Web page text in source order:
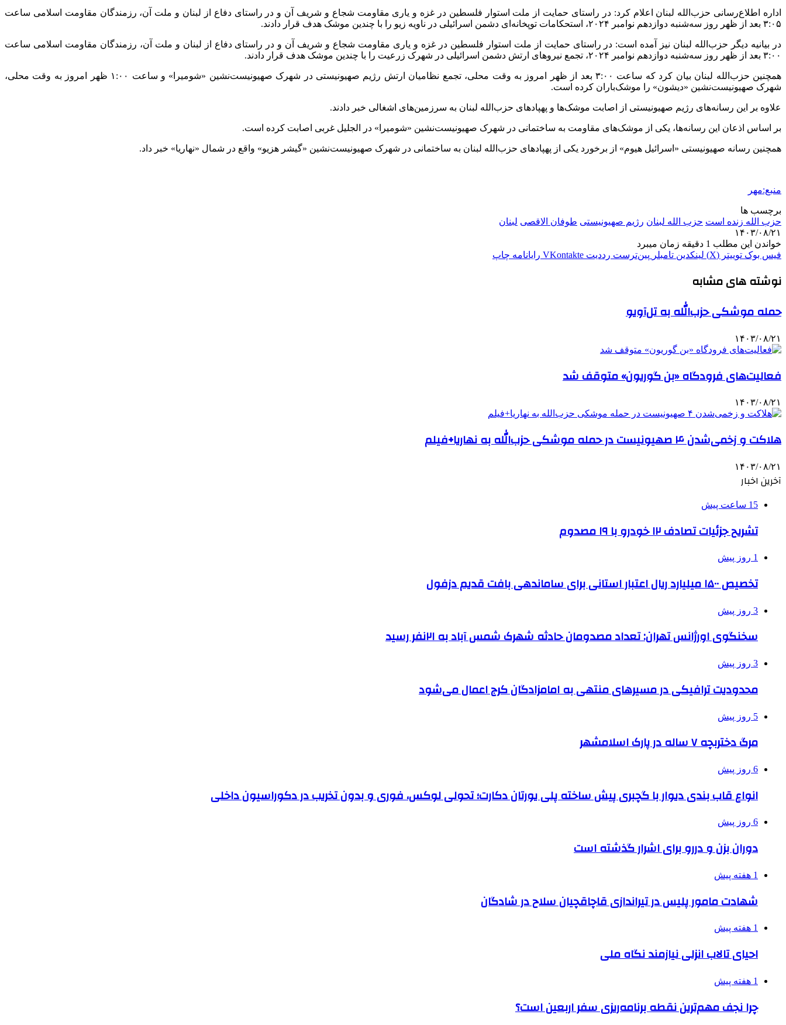
اداره اطلاع‌رسانی حزب‌الله لبنان اعلام کرد: در راستای حمایت از ملت استوار فلسطین در غزه و یاری مقاومت شجاع و شریف آن و در راستای دفاع از لبنان و ملت آن، رزمندگان مقاومت اسلامی ساعت
۳:۰۵ بعد از ظهر روز سه‌شنبه دوازدهم نوامبر ۲۰۲۴، استحکامات توپخانه‌ای دشمن اسرائیلی در ناویه زیو را با چندین موشک هدف قرار دادند.
در بیانیه دیگر حزب‌الله لبنان نیز آمده است: در راستای حمایت از ملت استوار فلسطین در غزه و یاری مقاومت شجاع و شریف آن و در راستای دفاع از لبنان و ملت آن، رزمندگان مقاومت اسلامی ساعت
۳:۰۰ بعد از ظهر روز سه‌شنبه دوازدهم نوامبر ۲۰۲۴، تجمع نیروهای ارتش دشمن اسرائیلی در شهرک زرعیت را با چندین موشک هدف قرار دادند.
همچنین حزب‌الله لبنان بیان کرد که ساعت ۳:۰۰ بعد از ظهر امروز به وقت محلی، تجمع نظامیان ارتش رژیم صهیونیستی در شهرک صهیونیست‌نشین «شومیرا» و ساعت ۱:۰۰ ظهر امروز به وقت محلی،
شهرک صهیونیست‌نشین «دیشون» را موشک‌باران کرده است.
علاوه بر این رسانه‌های رژیم صهیونیستی از اصابت موشک‌ها و پهپادهای حزب‌الله لبنان به سرزمین‌های اشغالی خبر دادند.
بر اساس اذعان این رسانه‌ها، یکی از موشک‌های مقاومت به ساختمانی در شهرک صهیونیست‌نشین «شومیرا» در الجلیل غربی اصابت کرده است.
همچنین رسانه صهیونیستی «اسرائیل هیوم» از برخورد یکی از پهپادهای حزب‌الله لبنان به ساختمانی در شهرک صهیونیست‌نشین «گیشر هزیو» واقع در شمال «نهاریا» خبر داد.
منبع:مهر
برچسب ها
حزب الله زنده است حزب الله لبنان رژیم صهیونیستی طوفان الاقصی لبنان
۱۴۰۳/۰۸/۲۱
خواندن این مطلب 1 دقیقه زمان میبرد
فیس بوک توییتر (X) لینکدین ‫تامبلر ‫پین‌ترست ‫رددیت ‫VKontakte رایانامه چاپ
نوشته های مشابه
حمله موشکی حزب‌الله به تل‌آویو
۱۴۰۳/۰۸/۲۱
فعالیت‌های فرودگاه «بن گوریون» متوقف شد
۱۴۰۳/۰۸/۲۱
هلاکت و زخمی‌شدن ۴ صهیونیست در حمله موشکی حزب‌الله به نهاریا+فیلم
۱۴۰۳/۰۸/۲۱
آخرین اخبار
15 ساعت پیش
تشریح جزئیات تصادف ۱۲ خودرو با ۱۹ مصدوم
1 روز پیش
تخصیص ۱۵۰۰ میلیارد ریال اعتبار استانی برای ساماندهی بافت قدیم دزفول
3 روز پیش
سخنگوی اورژانس تهران: تعداد مصدومان حادثه شهرک شمس آباد به ۲۱نفر رسید
3 روز پیش
محدودیت ترافیکی در مسیرهای منتهی به امامزادگان کرج اعمال می‌شود
5 روز پیش
مرگ دختربچه ۷ ساله در پارک اسلامشهر
6 روز پیش
انواع قاب بندی دیوار با گچبری پیش ساخته پلی یورتان دکارت؛ تحولی لوکس، فوری و بدون تخریب در دکوراسیون داخلی
6 روز پیش
دوران بزن و دررو برای اشرار گذشته است
1 هفته پیش
شهادت مامور پلیس در تیراندازی قاچاقچیان سلاح در شادگان
1 هفته پیش
احیای تالاب انزلی نیازمند نگاه ملی
1 هفته پیش
چرا نجف مهم‌ترین نقطه برنامه‌ریزی سفر اربعین است؟